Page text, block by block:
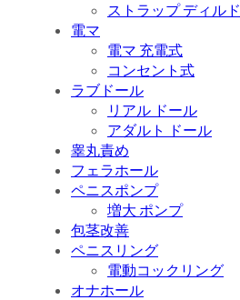
ストラップ ディルド
電マ
電マ 充電式
コンセント式
ラブドール
リアル ドール
アダルト ドール
睾丸責め
フェラホール
ペニスポンプ
増大 ポンプ
包茎改善
ペニスリング
電動コックリング
オナホール